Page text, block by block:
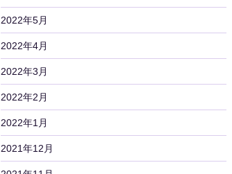
2022年5月
2022年4月
2022年3月
2022年2月
2022年1月
2021年12月